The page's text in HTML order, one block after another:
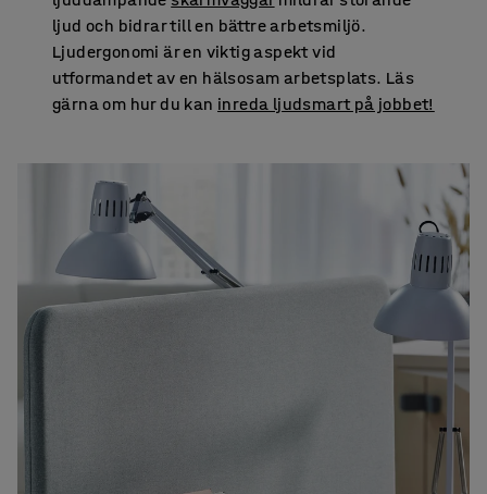
ljud och bidrar till en bättre arbetsmiljö.
Ljudergonomi är en viktig aspekt vid
utformandet av en hälsosam arbetsplats. Läs
gärna om hur du kan inreda ljudsmart på jobbet!